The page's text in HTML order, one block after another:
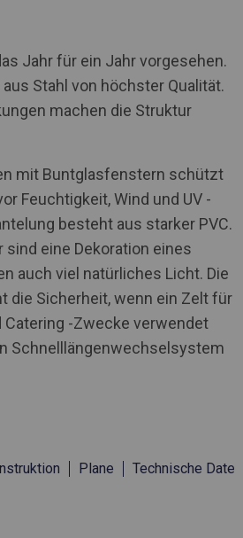
Jahr für ein Jahr vorgesehen.
Stahl von höchster Qualität.
machen die Struktur
mit Buntglasfenstern schützt
Feuchtigkeit, Wind und UV -
besteht aus starker PVC.
sind eine Dekoration eines
auch viel natürliches Licht. Die
die Sicherheit, wenn ein Zelt für
-Zwecke verwendet
Schnelllängenwechselsystem
Plane Technische Daten